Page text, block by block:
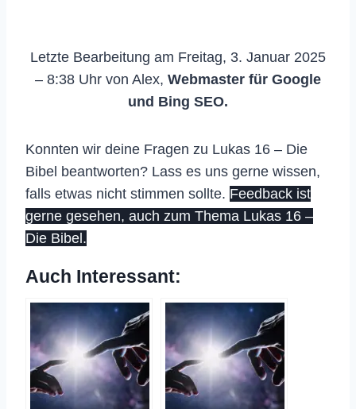
Letzte Bearbeitung am Freitag, 3. Januar 2025
– 8:38 Uhr von Alex, Webmaster für Google
und Bing SEO.
Konnten wir deine Fragen zu Lukas 16 – Die
Bibel beantworten? Lass es uns gerne wissen,
falls etwas nicht stimmen sollte. Feedback ist
gerne gesehen, auch zum Thema Lukas 16 –
Die Bibel.
Auch Interessant: